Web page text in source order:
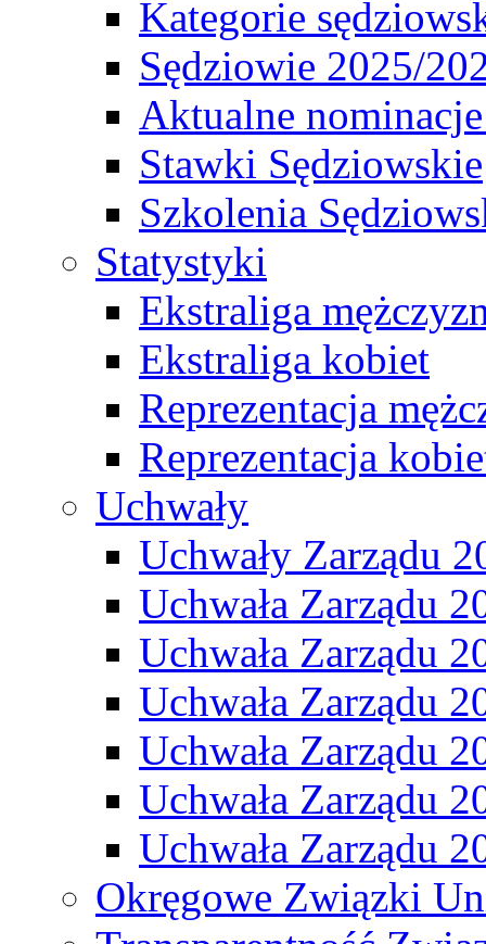
Kategorie
Sędziowie 2025/
Aktualne
Stawki Sędziowskie
Szkolenia
Statystyki
Ekstraliga
Ekstraliga kobiet
Reprezentacja
Reprezentacja
Uchwały
Uchwały Zarządu
Uchwała Zarządu
Uchwała Zarządu
Uchwała Zarządu
Uchwała Zarządu
Uchwała Zarządu
Uchwała Zarządu
Okręgowe Związki